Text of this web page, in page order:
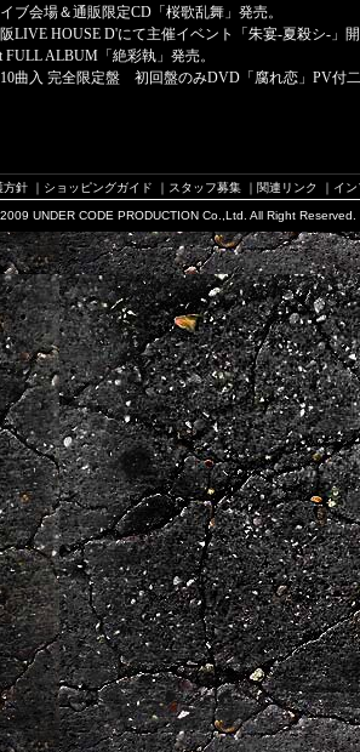
ブ会場＆通販限定CD「桜歌乱舞」発売。
LIVE HOUSE D'にて主催イベント「朱宴-夏殺シ-」
FULL ALBUM「絶彩執」発売。
曲入 完全限定盤 初回盤のみDVD「腐れ恋」PV付
方針 ｜ ショッピングガイド ｜ スタッフ募集 ｜ 関連リンク ｜ イ
UNDER CODE PRODUCTION Co.,Ltd. All Right Reserved.